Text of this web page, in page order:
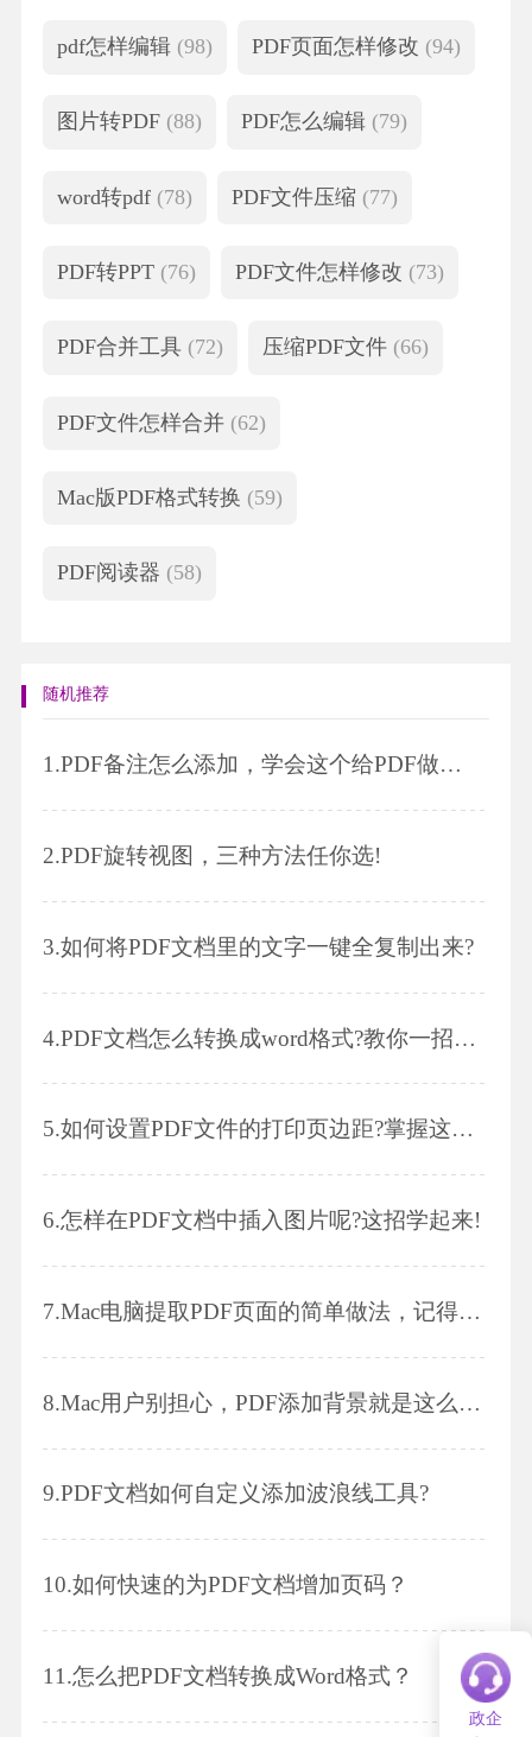
pdf怎样编辑 (98) PDF页面怎样修改 (94)
图片转PDF (88) PDF怎么编辑 (79)
word转pdf (78) PDF文件压缩 (77)
PDF转PPT (76) PDF文件怎样修改 (73)
PDF合并工具 (72) 压缩PDF文件 (66)
PDF文件怎样合并 (62)
Mac版PDF格式转换 (59)
PDF阅读器 (58)
随机推荐
1.PDF备注怎么添加，学会这个给PDF做批注吧~
2.PDF旋转视图，三种方法任你选!
3.如何将PDF文档里的文字一键全复制出来?
4.PDF文档怎么转换成word格式?教你一招轻松解决!
5.如何设置PDF文件的打印页边距?掌握这招就够了!
6.怎样在PDF文档中插入图片呢?这招学起来!
7.Mac电脑提取PDF页面的简单做法，记得收藏!
8.Mac用户别担心，PDF添加背景就是这么简单!
9.PDF文档如何自定义添加波浪线工具?
10.如何快速的为PDF文档增加页码？
11.怎么把PDF文档转换成Word格式？
政企